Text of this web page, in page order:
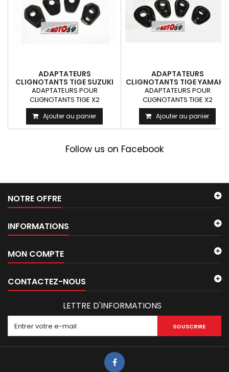
ADAPTATEURS
CLIGNOTANTS TIGE SUZUKI
X2
ADAPTATEURS POUR
CLIGNOTANTS TIGE X2
Ajouter au panier
ADAPTATEURS
CLIGNOTANTS TIGE YAMAHA
X2
ADAPTATEURS POUR
CLIGNOTANTS TIGE X2
Ajouter au panier
Follow us on Facebook
NOTRE OFFRE
INFORMATIONS
MON COMPTE
CONTACTEZ-NOUS
LETTRE D'INFORMATIONS
SOUSCRIRE